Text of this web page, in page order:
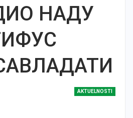
НАДУ
AKTUELNOSTI